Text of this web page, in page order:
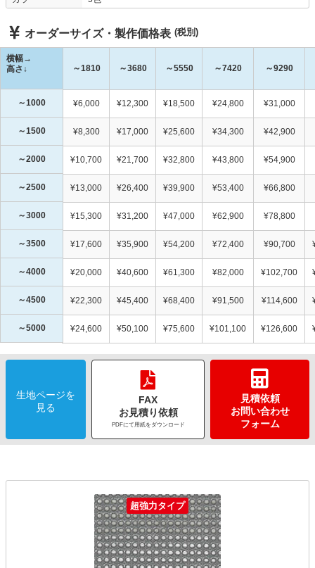
オーダーサイズ・製作価格表 (税別)
横幅→
高さ↓
～1810 ～3680 ～5550 ～7420 ～9290
～1000 ¥6,000 ¥12,300 ¥18,500 ¥24,800 ¥31,000
～1500 ¥8,300 ¥17,000 ¥25,600 ¥34,300 ¥42,900
～2000 ¥10,700 ¥21,700 ¥32,800 ¥43,800 ¥54,900
～2500 ¥13,000 ¥26,400 ¥39,900 ¥53,400 ¥66,800
～3000 ¥15,300 ¥31,200 ¥47,000 ¥62,900 ¥78,800
～3500 ¥17,600 ¥35,900 ¥54,200 ¥72,400 ¥90,700
～4000 ¥20,000 ¥40,600 ¥61,300 ¥82,000 ¥102,700
～4500 ¥22,300 ¥45,400 ¥68,400 ¥91,500 ¥114,600
～5000 ¥24,600 ¥50,100 ¥75,600 ¥101,100 ¥126,600
生地ページを
見る
FAX
お見積り依頼
PDFにて用紙をダウンロード
見積依頼
お問い合わせ
フォーム
超強力タイプ